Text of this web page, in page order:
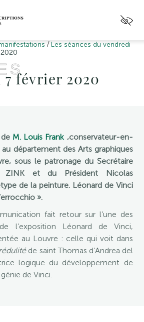
/ Les séances du vendredi
7 février 2020
M. Louis Frank ,conservateur-en-
département des Arts graphiques
sous le patronage du Secrétaire
ZINK et du Président Nicolas
de la peinture. Léonard de Vinci
».
fait retour sur l’une des
l’exposition Léonard de Vinci,
au Louvre : celle qui voit dans
de saint Thomas d’Andrea del
logique du développement de
de Vinci.